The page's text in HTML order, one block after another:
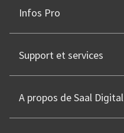
Infos Pro
Support et services
A propos de Saal Digital